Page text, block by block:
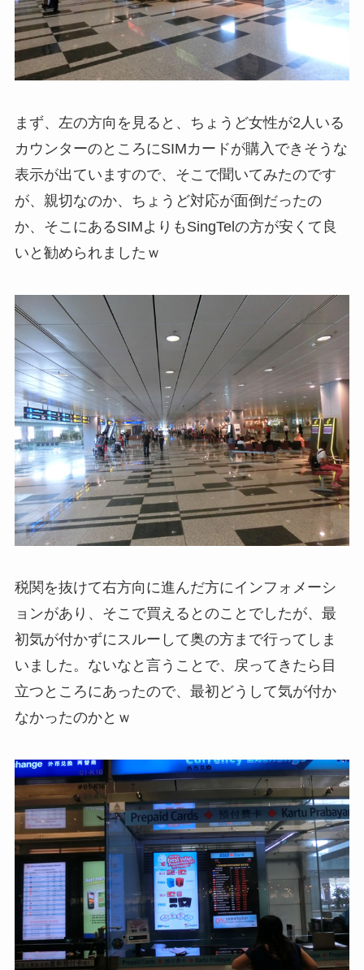
まず、左の方向を見ると、ちょうど女性が2人いる
カウンターのところにSIMカードが購入できそうな
表示が出ていますので、そこで聞いてみたのです
が、親切なのか、ちょうど対応が面倒だったの
か、そこにあるSIMよりもSingTelの方が安くて良
いと勧められましたｗ
税関を抜けて右方向に進んだ方にインフォメーシ
ョンがあり、そこで買えるとのことでしたが、最
初気が付かずにスルーして奥の方まで行ってしま
いました。ないなと言うことで、戻ってきたら目
立つところにあったので、最初どうして気が付か
なかったのかとｗ